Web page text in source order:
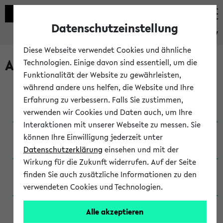
eKVV
Archivierte Studiengänge
Anglistik: British and American Studies / B.A.
(Einschreibung bis WiSe 16/17)
Anglistik: British and American Studies / B.A.
(Einschreibung bis SoSe 2015)
Anglistik: British and American Studies / B.A.
(Einschreibung bis SoSe 2013)
Anglistik: British and American Studies / Ba
(Einschreibung bis SoSe 2011)
Datenschutzeinstellung
Diese Webseite verwendet Cookies und ähnliche
Technologien. Einige davon sind essentiell, um die
Funktionalität der Website zu gewährleisten,
während andere uns helfen, die Website und Ihre
Erfahrung zu verbessern. Falls Sie zustimmen,
verwenden wir Cookies und Daten auch, um Ihre
Interaktionen mit unserer Webseite zu messen. Sie
können Ihre Einwilligung jederzeit unter
Datenschutzerklärung einsehen und mit der
Wirkung für die Zukunft widerrufen. Auf der Seite
finden Sie auch zusätzliche Informationen zu den
verwendeten Cookies und Technologien.
Alle akzeptieren